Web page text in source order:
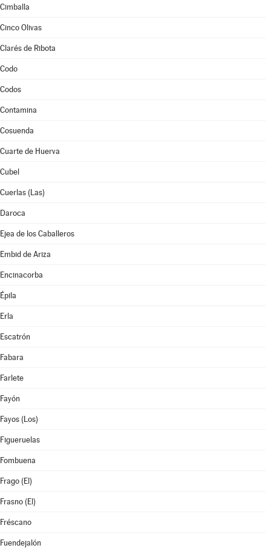
Cimballa
Cinco Olivas
Clarés de Ribota
Codo
Codos
Contamina
Cosuenda
Cuarte de Huerva
Cubel
Cuerlas (Las)
Daroca
Ejea de los Caballeros
Embid de Ariza
Encinacorba
Épila
Erla
Escatrón
Fabara
Farlete
Fayón
Fayos (Los)
Figueruelas
Fombuena
Frago (El)
Frasno (El)
Fréscano
Fuendejalón